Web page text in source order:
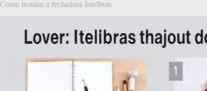
Como instalar a fechadura Intelbras